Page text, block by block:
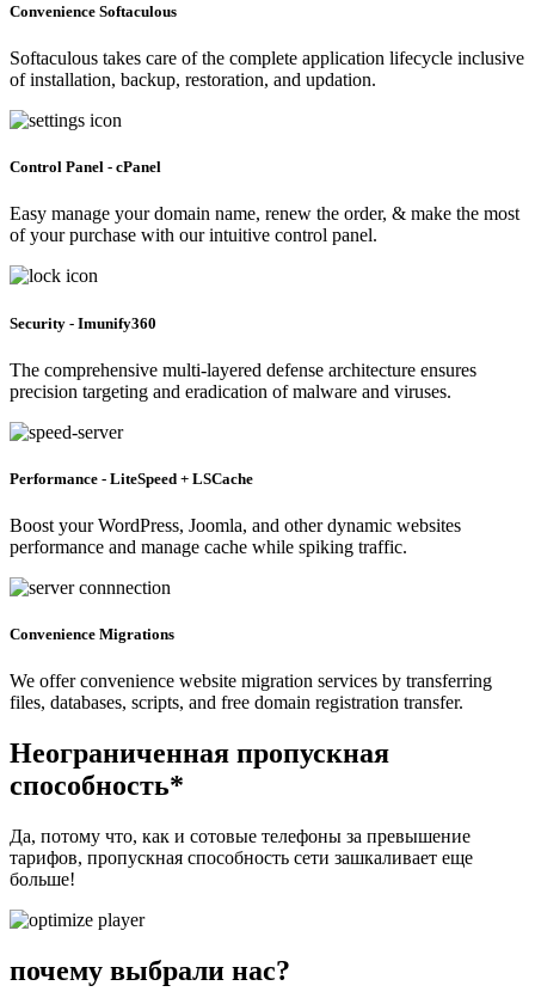
Convenience Softaculous
Softaculous takes care of the complete application lifecycle inclusive
of installation, backup, restoration, and updation.
Control Panel - cPanel
Easy manage your domain name, renew the order, & make the most
of your purchase with our intuitive control panel.
Security - Imunify360
The comprehensive multi-layered defense architecture ensures
precision targeting and eradication of malware and viruses.
Performance - LiteSpeed + LSCache
Boost your WordPress, Joomla, and other dynamic websites
performance and manage cache while spiking traffic.
Convenience Migrations
We offer convenience website migration services by transferring
files, databases, scripts, and free domain registration transfer.
Неограниченная пропускная
способность*
Да, потому что, как и сотовые телефоны за превышение
тарифов, пропускная способность сети зашкаливает еще
больше!
почему выбрали нас?